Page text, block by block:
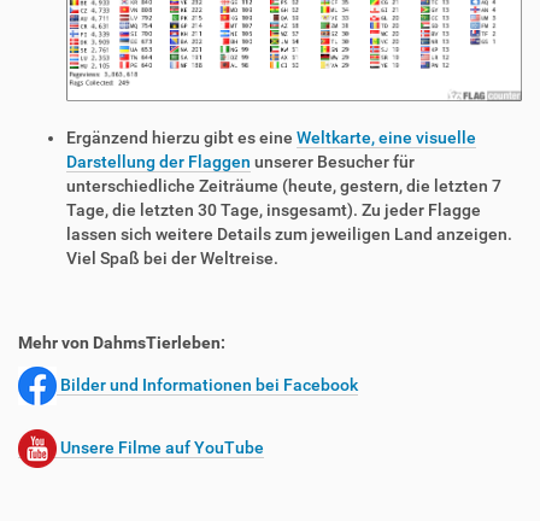
Ergänzend hierzu gibt es eine Weltkarte, eine visuelle
Darstellung der Flaggen unserer Besucher für
unterschiedliche Zeiträume (heute, gestern, die letzten 7
Tage, die letzten 30 Tage, insgesamt). Zu jeder Flagge
lassen sich weitere Details zum jeweiligen Land anzeigen.
Viel Spaß bei der Weltreise.
Mehr von DahmsTierleben:
Bilder und Informationen bei Facebook
Unsere Filme auf YouTube